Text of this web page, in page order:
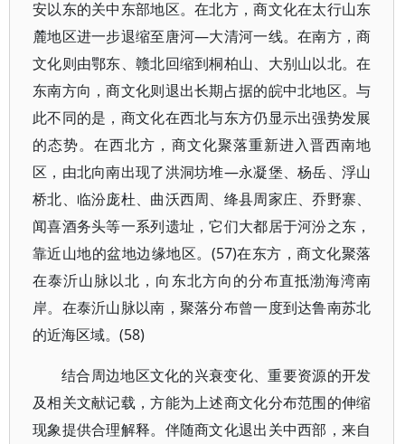
安以东的关中东部地区。在北方，商文化在太行山东
麓地区进一步退缩至唐河—大清河一线。在南方，商
文化则由鄂东、赣北回缩到桐柏山、大别山以北。在
东南方向，商文化则退出长期占据的皖中北地区。与
此不同的是，商文化在西北与东方仍显示出强势发展
的态势。在西北方，商文化聚落重新进入晋西南地
区，由北向南出现了洪洞坊堆—永凝堡、杨岳、浮山
桥北、临汾庞杜、曲沃西周、绛县周家庄、乔野寨、
闻喜酒务头等一系列遗址，它们大都居于河汾之东，
靠近山地的盆地边缘地区。(57)在东方，商文化聚落
在泰沂山脉以北，向东北方向的分布直抵渤海湾南
岸。在泰沂山脉以南，聚落分布曾一度到达鲁南苏北
的近海区域。(58)
结合周边地区文化的兴衰变化、重要资源的开发
及相关文献记载，方能为上述商文化分布范围的伸缩
现象提供合理解释。伴随商文化退出关中西部，来自